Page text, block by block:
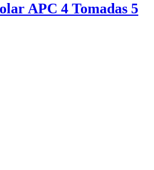
APC 4 Tomadas 5